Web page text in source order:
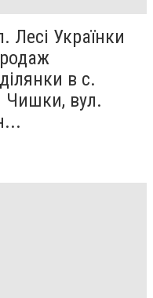
Лесі Українки
в с.
вул.